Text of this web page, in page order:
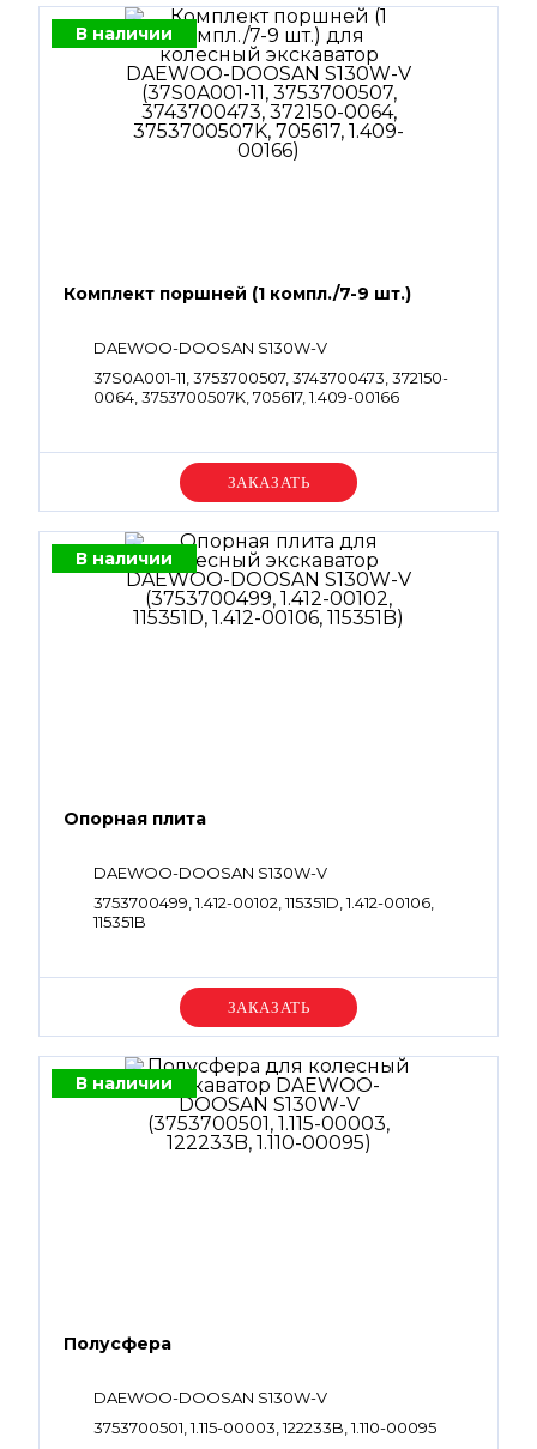
В наличии
Комплект поршней (1 компл./7-9 шт.)
DAEWOO-DOOSAN S130W-V
37S0A001-11, 3753700507, 3743700473, 372150-
0064, 3753700507K, 705617, 1.409-00166
Уточняйте цену
В наличии
Опорная плита
DAEWOO-DOOSAN S130W-V
3753700499, 1.412-00102, 115351D, 1.412-00106,
115351B
Уточняйте цену
В наличии
Полусфера
DAEWOO-DOOSAN S130W-V
3753700501, 1.115-00003, 122233B, 1.110-00095